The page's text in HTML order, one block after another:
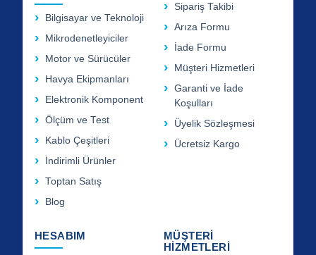
Bilgisayar ve Teknoloji
Mikrodenetleyiciler
Motor ve Sürücüler
Havya Ekipmanları
Elektronik Komponent
Ölçüm ve Test
Kablo Çeşitleri
İndirimli Ürünler
Toptan Satış
Blog
Sipariş Takibi
Arıza Formu
İade Formu
Müşteri Hizmetleri
Garanti ve İade
Koşulları
Üyelik Sözleşmesi
Ücretsiz Kargo
HESABIM
MÜŞTERİ
HİZMETLERİ